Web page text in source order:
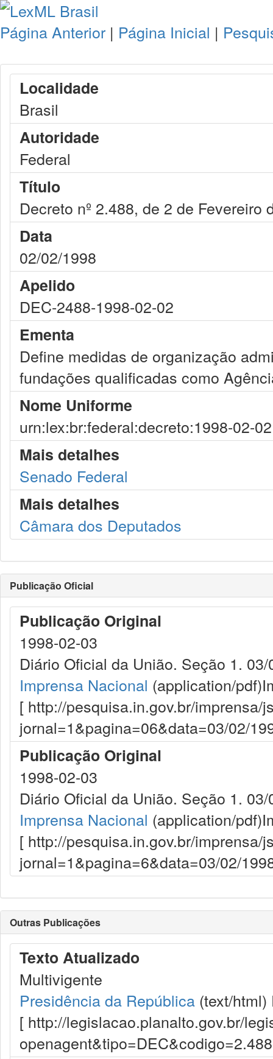
Página Anterior | Página Inicial |
Localidade
Brasil
Autoridade
Federal
Título
Decreto nº 2.488, de 2 de Fevereiro
Data
02/02/1998
Apelido
DEC-2488-1998-02-02
Ementa
Define medidas de organização
fundações qualificadas como
Nome Uniforme
urn:lex:br:federal:decreto:1998-02-
Mais detalhes
Senado Federal
Mais detalhes
Câmara dos Deputados
Publicação Oficial
Publicação Original
1998-02-03
Diário Oficial da União. Seção 1.
Imprensa Nacional (application/pdf)
[ http://pesquisa.in.gov.br/imprensa/
jornal=1&pagina=06&data=03/02/
Publicação Original
1998-02-03
Diário Oficial da União. Seção 1.
Imprensa Nacional (application/pdf)
[ http://pesquisa.in.gov.br/imprensa/
jornal=1&pagina=6&data=03/02/
Outras Publicações
Texto Atualizado
Multivigente
Presidência da República (text/html)
[ http://legislacao.planalto.gov.br/